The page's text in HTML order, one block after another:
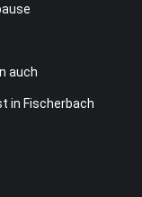
auch
in Fischerbach